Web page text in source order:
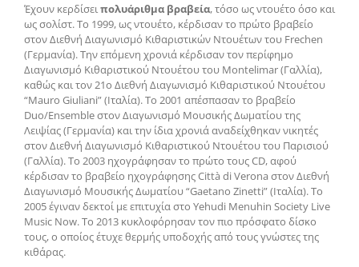
Έχουν κερδίσει πολυάριθμα βραβεία, τόσο ως ντουέτο όσο και
ως σολίστ. Το 1999, ως ντουέτο, κέρδισαν το πρώτο βραβείο
στον Διεθνή Διαγωνισμό Κιθαριστικών Ντουέτων του Frechen
(Γερμανία). Την επόμενη χρονιά κέρδισαν τον περίφημο
Διαγωνισμό Κιθαριστικού Ντουέτου του Montelimar (Γαλλία),
καθώς και τον 21ο Διεθνή Διαγωνισμό Κιθαριστικού Ντουέτου
“Mauro Giuliani” (Ιταλία). Το 2001 απέσπασαν το βραβείο
Duo/Ensemble στον Διαγωνισμό Μουσικής Δωματίου της
Λειψίας (Γερμανία) και την ίδια χρονιά αναδείχθηκαν νικητές
στον Διεθνή Διαγωνισμό Κιθαριστικού Ντουέτου του Παρισιού
(Γαλλία). Το 2003 ηχογράφησαν το πρώτο τους CD, αφού
κέρδισαν το βραβείο ηχογράφησης Città di Verona στον Διεθνή
Διαγωνισμό Μουσικής Δωματίου “Gaetano Zinetti” (Ιταλία). Το
2005 έγιναν δεκτοί με επιτυχία στο Yehudi Menuhin Society Live
Music Now. Το 2013 κυκλοφόρησαν τον πιο πρόσφατο δίσκο
τους, ο οποίος έτυχε θερμής υποδοχής από τους γνώστες της
κιθάρας.